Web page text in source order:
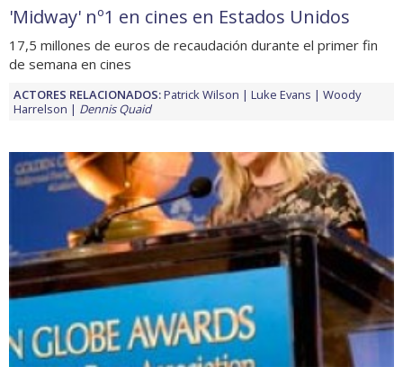
'Midway' nº1 en cines en Estados Unidos
17,5 millones de euros de recaudación durante el primer fin
de semana en cines
ACTORES RELACIONADOS:Patrick Wilson Luke Evans
Woody
Harrelson
Dennis Quaid